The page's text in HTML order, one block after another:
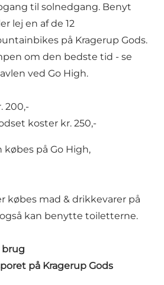
til solnedgang. Benyt
lej en af de 12
på Kragerup Gods.
om den bedste tid - se
ved Go High.
200,-
koster kr. 250,-
på Go High,
købes mad & drikkevarer på
kan benytte toiletterne.
brug
på Kragerup Gods